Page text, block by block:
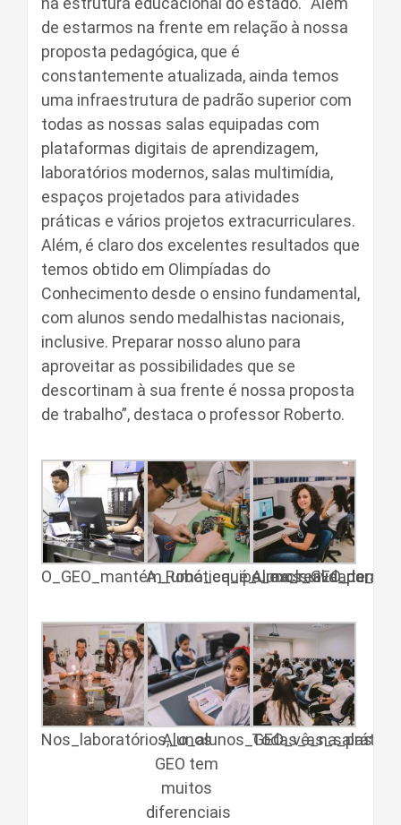
de estarmos na frente em relação à nossa
proposta pedagógica, que é
constantemente atualizada, ainda temos
uma infraestrutura de padrão superior com
todas as nossas salas equipadas com
plataformas digitais de aprendizagem,
laboratórios modernos, salas multimídia,
espaços projetados para atividades
práticas e vários projetos extracurriculares.
Além, é claro dos excelentes resultados que
temos obtido em Olimpíadas do
Conhecimento desde o ensino fundamental,
com alunos sendo medalhistas nacionais,
inclusive. Preparar nosso aluno para
aproveitar as possibilidades que se
descortinam à sua frente é nossa proposta
de trabalho”, destaca o professor Roberto.
Alunos
GEO tem
muitos
diferenciais